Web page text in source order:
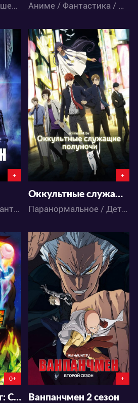
Магия / Сказка / Экшен / Приключения / Фэнтези / Аниме Аниме / Фантастика / Фэнтези
+
Аниме / Космос / Фантастика / Экшен
27565
19 30
+
Оккультные служащие полуночи
Паранормальное / Детектив / Сёдзё / Фэнтези / Аниме
0+
Драконий жемчуг: Супер — Броли
318215
350 792
+
Ванпанчмен 2 сезон